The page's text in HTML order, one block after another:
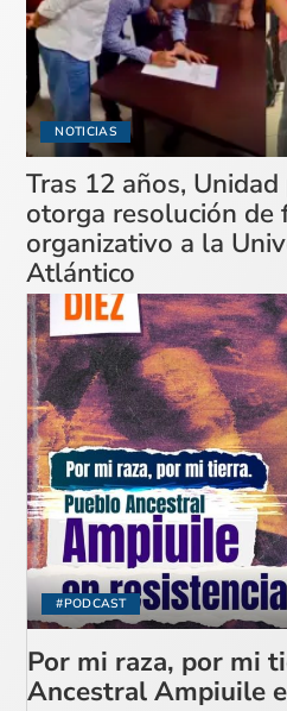
NOTICIAS
Tras 12 años,
otorga resolución
organizativo a la
Atlántico
#PODCAST
Por mi raza, por mi
Ancestral Ampiuile